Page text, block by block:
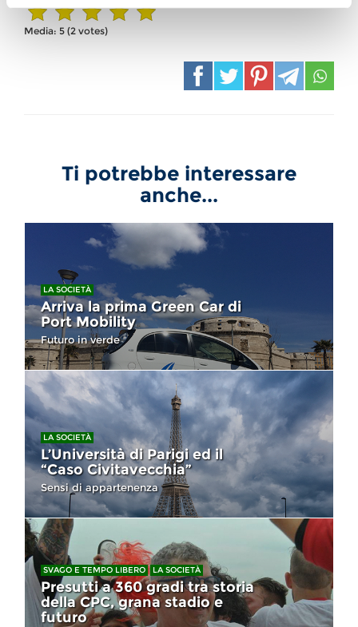
Media: 5 (2 votes)
Ti potrebbe interessare
anche...
LA SOCIETÀ
Arriva la prima Green Car di
Port Mobility
Futuro in verde
LA SOCIETÀ
L’Università di Parigi ed il
“Caso Civitavecchia”
Sensi di appartenenza
SVAGO E TEMPO LIBERO LA SOCIETÀ
Presutti a 360 gradi tra storia
della CPC, grana stadio e
futuro